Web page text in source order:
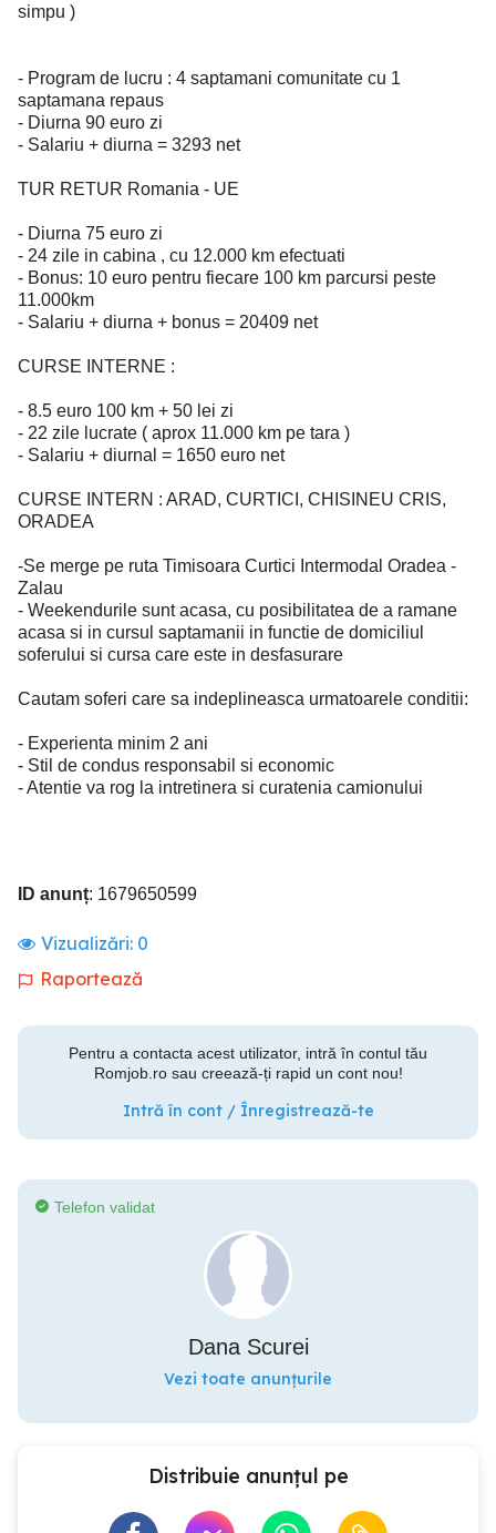
simpu )
- Program de lucru : 4 saptamani comunitate cu 1
saptamana repaus
- Diurna 90 euro zi
- Salariu + diurna = 3293 net
TUR RETUR Romania - UE
- Diurna 75 euro zi
- 24 zile in cabina , cu 12.000 km efectuati
- Bonus: 10 euro pentru fiecare 100 km parcursi peste
11.000km
- Salariu + diurna + bonus = 20409 net
CURSE INTERNE :
- 8.5 euro 100 km + 50 lei zi
- 22 zile lucrate ( aprox 11.000 km pe tara )
- Salariu + diurnal = 1650 euro net
CURSE INTERN : ARAD, CURTICI, CHISINEU CRIS,
ORADEA
-Se merge pe ruta Timisoara Curtici Intermodal Oradea -
Zalau
- Weekendurile sunt acasa, cu posibilitatea de a ramane
acasa si in cursul saptamanii in functie de domiciliul
soferului si cursa care este in desfasurare
Cautam soferi care sa indeplineasca urmatoarele conditii:
- Experienta minim 2 ani
- Stil de condus responsabil si economic
- Atentie va rog la intretinera si curatenia camionului
ID anunț: 1679650599
Vizualizări: 0
Raportează
Pentru a contacta acest utilizator, intră în contul tău
Romjob.ro sau creează-ți rapid un cont nou!
Intră în cont / Înregistrează-te
Telefon validat
Dana Scurei
Vezi toate anunțurile
Distribuie anunțul pe